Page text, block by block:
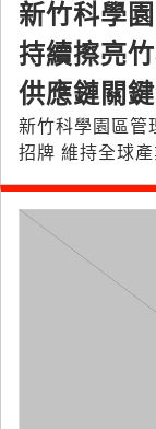
新竹科學
持續擦亮
供應鏈關
新竹科學園區管
招牌 維持全球